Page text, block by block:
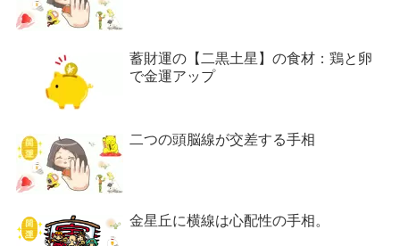
蓄財運の【二黒土星】の食材：鶏と卵
で金運アップ
二つの頭脳線が交差する手相
金星丘に横線は心配性の手相。